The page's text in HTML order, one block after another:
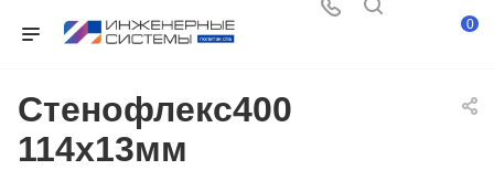
0
Стенофлекс400
114х13мм